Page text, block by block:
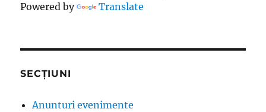
Powered by Translate
SECȚIUNI
Anunturi evenimente